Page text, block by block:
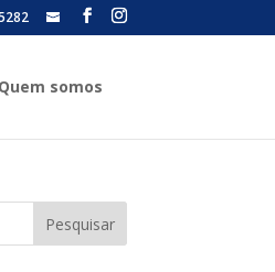
Quem somos